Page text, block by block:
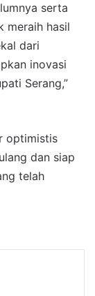
serta
meraih hasil
dari
inovasi
Serang,”
optimistis
dan siap
telah